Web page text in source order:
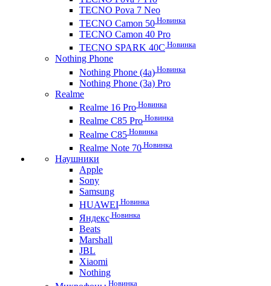
TECNO Pova 7 Neo
TECNO Camon 50 Новинка
TECNO Camon 40 Pro
TECNO SPARK 40C Новинка
Nothing Phone
Nothing Phone (4a) Новинка
Nothing Phone (3a) Pro
Realme
Realme 16 Pro Новинка
Realme C85 Pro Новинка
Realme C85 Новинка
Realme Note 70 Новинка
Наушники
Apple
Sony
Samsung
HUAWEI Новинка
Яндекс Новинка
Beats
Marshall
JBL
Xiaomi
Nothing
Новинка